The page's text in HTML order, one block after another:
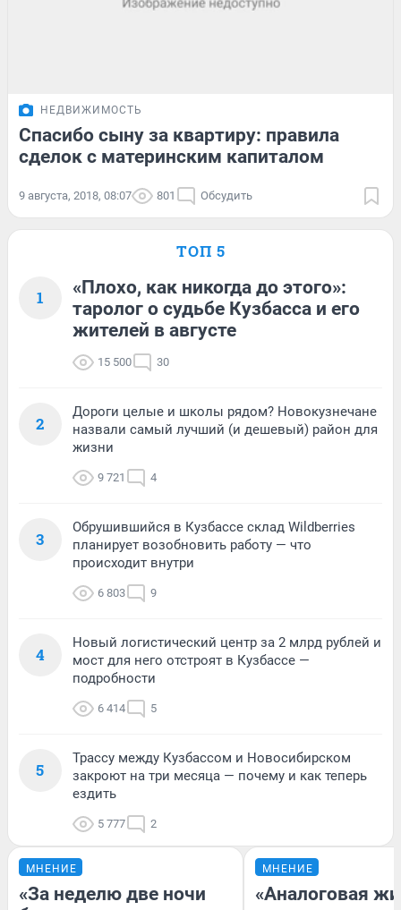
НЕДВИЖИМОСТЬ
Спасибо сыну за квартиру: правила
сделок с материнским капиталом
9 августа, 2018, 08:07 801 Обсудить
ТОП 5
1
«Плохо, как никогда до этого»:
таролог о судьбе Кузбасса и его
жителей в августе
15 500 30
2
Дороги целые и школы рядом? Новокузнечане
назвали самый лучший (и дешевый) район для
жизни
9 721 4
3
Обрушившийся в Кузбассе склад Wildberries
планирует возобновить работу — что
происходит внутри
6 803 9
4
Новый логистический центр за 2 млрд рублей и
мост для него отстроят в Кузбассе —
подробности
6 414 5
5
Трассу между Кузбассом и Новосибирском
закроют на три месяца — почему и как теперь
ездить
5 777 2
МНЕНИЕ
«За неделю две ночи
МНЕНИЕ
«Аналоговая